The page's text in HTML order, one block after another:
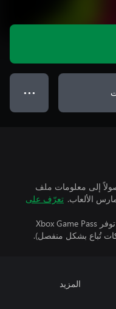
● ● ●
إلى معلومات ملف
تعرّف على
تتطلب اللعبة متعددة اللاعبين عبر الإنترنت توفر Xbox Game Pass
المزيد